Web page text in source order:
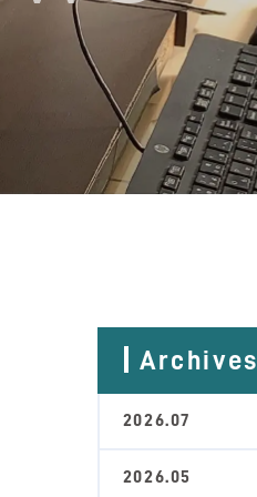
Archives
2026.07
2026.05